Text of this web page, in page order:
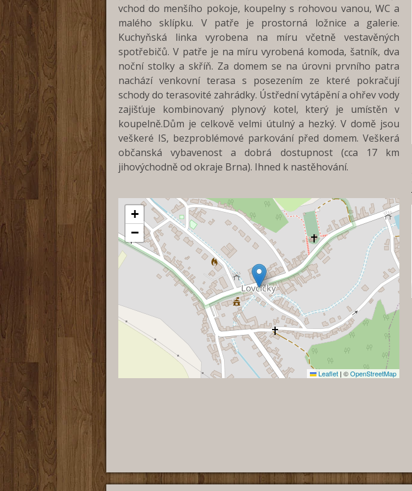
vchod do menšího pokoje, koupelny s rohovou vanou, WC a
malého sklípku. V patře je prostorná ložnice a galerie.
Kuchyňská linka vyrobena na míru včetně vestavěných
spotřebičů. V patře je na míru vyrobená komoda, šatník, dva
noční stolky a skříň. Za domem se na úrovni prvního patra
nachází venkovní terasa s posezením ze které pokračují
schody do terasovité zahrádky. Ústřední vytápění a ohřev vody
zajišťuje kombinovaný plynový kotel, který je umístěn v
koupelně.Dům je celkově velmi útulný a hezký. V domě jsou
veškeré IS, bezproblémové parkování před domem. Veškerá
občanská vybavenost a dobrá dostupnost (cca 17 km
jihovýchodně od okraje Brna). Ihned k nastěhování.
+
−
Leaflet | ©OpenStreetMap